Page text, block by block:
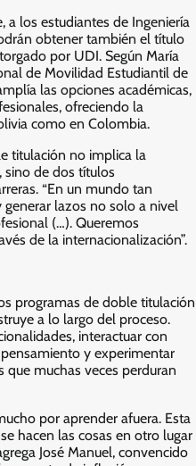
a los estudiantes de Ingeniería
obtener también el título
por UDI. Según María
de Movilidad Estudiantil de
las opciones académicas,
ofreciendo la
como en Colombia.
titulación no implica la
sino de dos títulos
“En un mundo tan
lazos no solo a nivel
(…). Queremos
de la internacionalización”.
programas de doble titulación
a lo largo del proceso.
interactuar con
y experimentar
que muchas veces perduran
por aprender afuera. Esta
hacen las cosas en otro lugar
José Manuel, convencido